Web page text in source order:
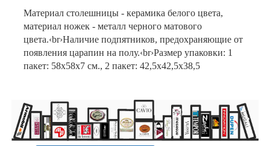
Материал столешницы - керамика белого цвета,
материал ножек - металл черного матового
цвета.‹br›Наличие подпятников, предохраняющие от
появления царапин на полу.‹br›Размер упаковки: 1
пакет: 58х58х7 см., 2 пакет: 42,5х42,5х38,5